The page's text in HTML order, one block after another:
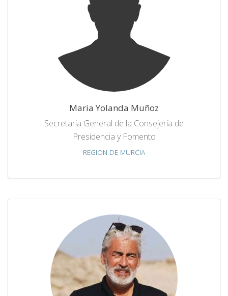
Maria Yolanda Muñoz
Secretaria General de la Consejería de
Presidencia y Fomento
REGION DE MURCIA